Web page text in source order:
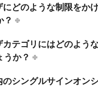
にどのような制限をか
？
カテゴリにはどのよう
うか？
のシングルサインオン